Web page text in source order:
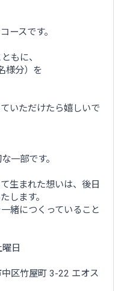
ースです。
もに、
様分）を
いただけたら嬉しいで
一部です。
生まれた想いは、後日
します。
緒につくっていること
日
区竹屋町 3-22 エオス